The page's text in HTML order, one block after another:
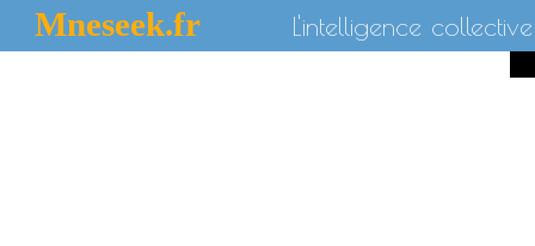
Mneseek.fr L'intelligence collective